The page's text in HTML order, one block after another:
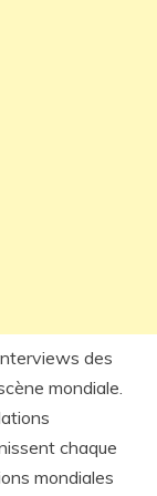
des
mondiale.
chaque
mondiales